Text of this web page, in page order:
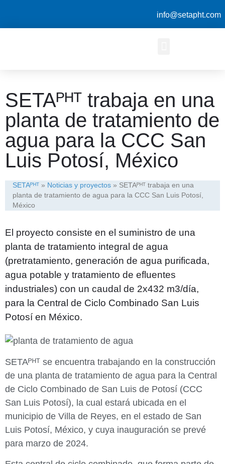
info@setapht.com
SETAᴾᴴᵀ trabaja en una
planta de tratamiento de
agua para la CCC San
Luis Potosí, México
SETAᴾᴴᵀ » Noticias y proyectos » SETAᴾᴴᵀ trabaja en una
planta de tratamiento de agua para la CCC San Luis Potosí,
México
El proyecto consiste en el suministro de una
planta de tratamiento integral de agua
(pretratamiento, generación de agua purificada,
agua potable y tratamiento de efluentes
industriales) con un caudal de 2x432 m3/día,
para la Central de Ciclo Combinado San Luis
Potosí en México.
SETAᴾᴴᵀ se encuentra trabajando en la construcción
de una planta de tratamiento de agua para la Central
de Ciclo Combinado de San Luis de Potosí (CCC
San Luis Potosí), la cual estará ubicada en el
municipio de Villa de Reyes, en el estado de San
Luis Potosí, México, y cuya inauguración se prevé
para marzo de 2024.